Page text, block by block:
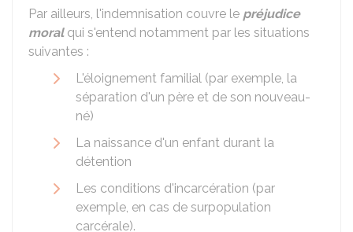
Par ailleurs, l'indemnisation couvre le préjudice
moralqui s'entend notamment par les situations
suivantes :
L'éloignement familial (par exemple, la
séparation d'un père et de son nouveau-
né)
La naissance d'un enfant durant la
détention
Les conditions d'incarcération (par
exemple, en cas de surpopulation
carcérale).